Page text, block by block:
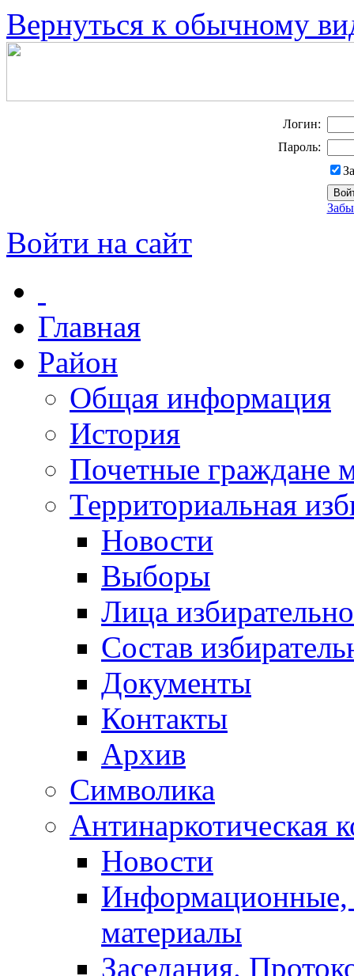
Вернуться к обычному
Логин:
Пароль:
Войти на сайт
Главная
Район
Общая информация
История
Почетные граждане
Территориальная
Новости
Выборы
Лица
Состав
Документы
Контакты
Архив
Символика
Антинаркотическая
Новости
Информационные,
материалы
Заседания.